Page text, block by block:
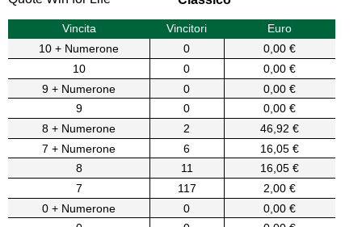
Vincita Vincitori
Euro
10 + Numerone
0
0,00 €
10
0
0,00 €
9 + Numerone
0
0,00 €
9
0
0,00 €
8 + Numerone
2
46,92 €
7 + Numerone
6
16,05 €
8
11
16,05 €
7
117
2,00 €
0 + Numerone
0
0,00 €